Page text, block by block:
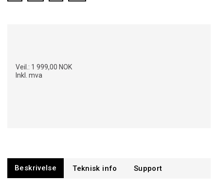
Veil.: 1 999,00 NOK
Inkl. mva
Beskrivelse Teknisk info Support